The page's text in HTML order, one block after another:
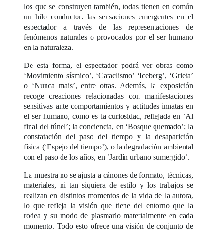
los que se construyen también, todas tienen en común
un hilo conductor: las sensaciones emergentes en el
espectador a través de las representaciones de
fenómenos naturales o provocados por el ser humano
en la naturaleza.
De esta forma, el espectador podrá ver obras como
‘Movimiento sísmico’, ‘Cataclismo’ ‘Iceberg’, ‘Grieta’
o ‘Nunca mais’, entre otras. Además, la exposición
recoge creaciones relacionadas con manifestaciones
sensitivas ante comportamientos y actitudes innatas en
el ser humano, como es la curiosidad, reflejada en ‘Al
final del túnel’; la conciencia, en ‘Bosque quemado’; la
constatación del paso del tiempo y la desaparición
física (‘Espejo del tiempo’), o la degradación ambiental
con el paso de los años, en ‘Jardín urbano sumergido’.
La muestra no se ajusta a cánones de formato, técnicas,
materiales, ni tan siquiera de estilo y los trabajos se
realizan en distintos momentos de la vida de la autora,
lo que refleja la visión que tiene del entorno que la
rodea y su modo de plasmarlo materialmente en cada
momento. Todo esto ofrece una visión de conjunto de